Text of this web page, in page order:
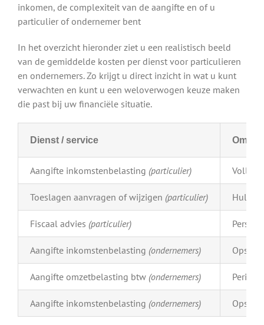
inkomen, de complexiteit van de aangifte en of u
particulier of ondernemer bent
In het overzicht hieronder ziet u een realistisch beeld
van de gemiddelde kosten per dienst voor particulieren
en ondernemers. Zo krijgt u direct inzicht in wat u kunt
verwachten en kunt u een weloverwogen keuze maken
die past bij uw financiële situatie.
Dienst / service
Aangifte inkomstenbelasting (particulier)
Toeslagen aanvragen of wijzigen (particulier) Hulp
Fiscaal advies (particulier)
Aangifte inkomstenbelasting (ondernemers)
Aangifte omzetbelasting btw (ondernemers)
Aangifte inkomstenbelasting (ondernemers)